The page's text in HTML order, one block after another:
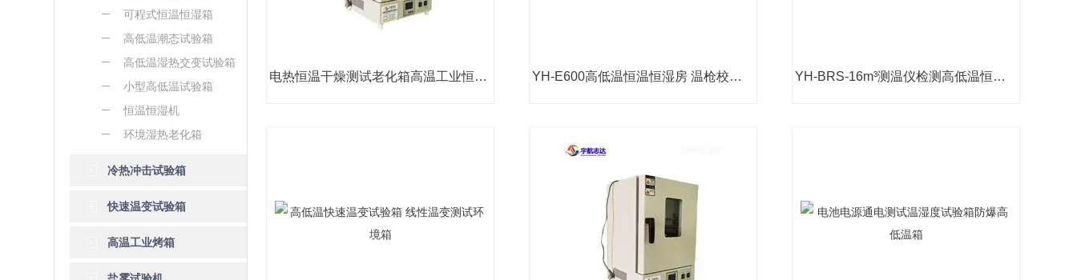
可程式恒温恒湿箱
高低温潮态试验箱
高低温湿热交变试验箱
小型高低温试验箱
恒温恒湿机
环境湿热老化箱
冷热冲击试验箱
快速温变试验箱
高温工业烤箱
电热恒温干燥测试老化箱高温工业恒温试验箱 YH-E600高低温恒温恒湿房 温枪校验试验箱 YH-BRS-16m³测温仪检测高低温恒温试验房